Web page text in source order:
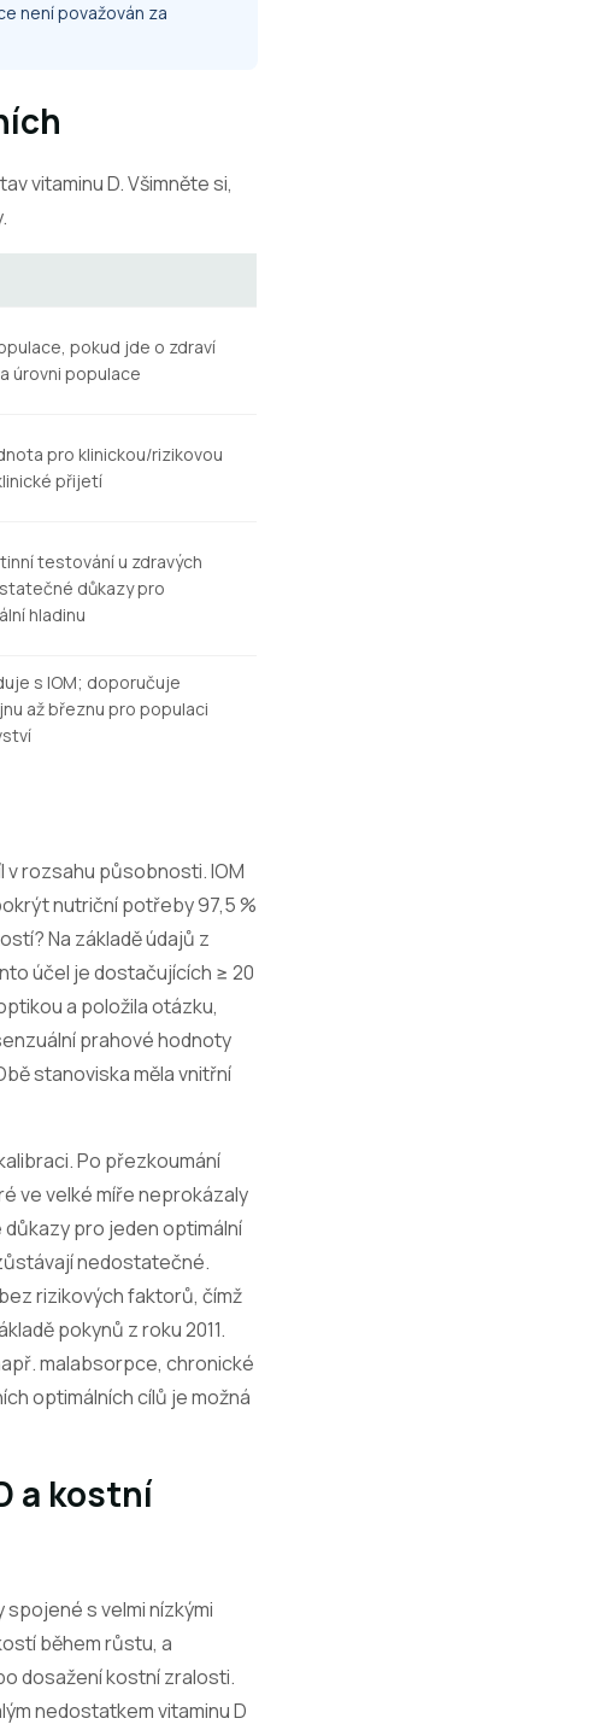
není považován za
vitaminu D. Všimněte si,
pokud jde o zdraví
úrovni populace
pro klinickou/rizikovou
přijetí
testování u zdravých
důkazy pro
hladinu
s IOM; doporučuje
až březnu pro populaci
v rozsahu působnosti. IOM
nutriční potřeby 97,5 %
Na základě údajů z
účel je dostačujících ≥ 20
a položila otázku,
prahové hodnoty
stanoviska měla vnitřní
Po přezkoumání
ve velké míře neprokázaly
pro jeden optimální
nedostatečné.
rizikových faktorů, čímž
pokynů z roku 2011.
malabsorpce, chronické
optimálních cílů je možná
a kostní
s velmi nízkými
během růstu, a
dosažení kostní zralosti.
nedostatkem vitaminu D